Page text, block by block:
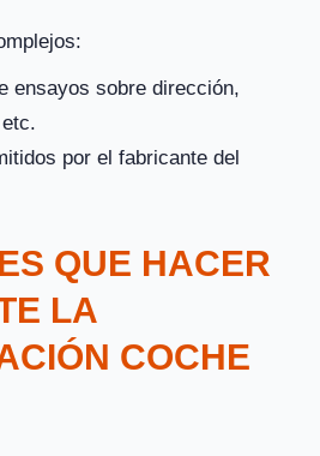
ensayos sobre dirección,
por el fabricante del
QUE HACER
LA
COCHE